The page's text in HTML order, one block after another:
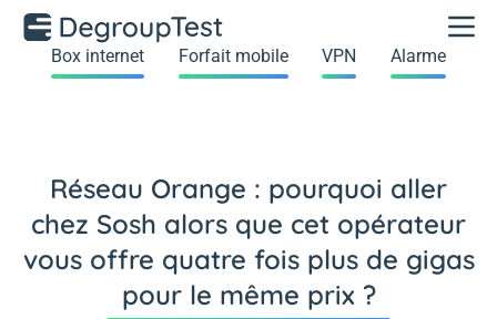
Box internet Forfait mobile VPN Alarme
Réseau Orange : pourquoi aller
chez Sosh alors que cet opérateur
vous offre quatre fois plus de gigas
pour le même prix ?